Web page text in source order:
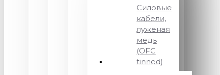
Силовые
кабели,
луженая
медь
(OFC
tinned)